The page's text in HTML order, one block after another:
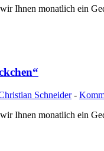
Ihnen monatlich ein
Schneider-
Ihnen monatlich ein